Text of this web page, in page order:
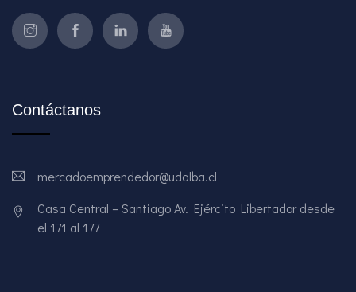
Contáctanos
mercadoemprendedor@udalba.cl
Casa Central – Santiago Av. Ejército Libertador desde
el 171 al 177